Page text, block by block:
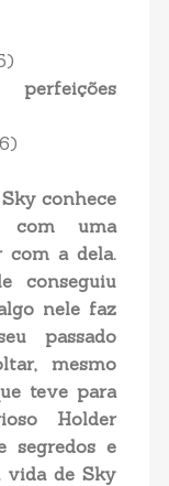
conhece
com uma
com a dela.
conseguiu
nele faz
passado
mesmo
teve para
Holder
segredos e
vida de Sky